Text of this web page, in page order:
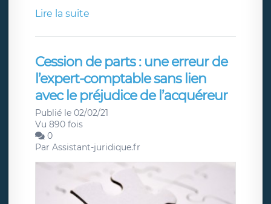
Lire la suite
Cession de parts : une erreur de
l’expert-comptable sans lien
avec le préjudice de l’acquéreur
Publié le 02/02/21
Vu 890 fois
0
Par Assistant-juridique.fr